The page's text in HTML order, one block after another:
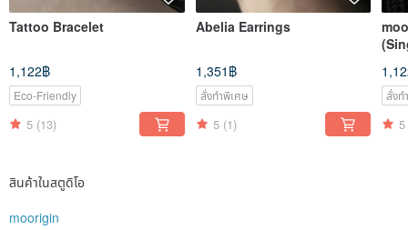
Tattoo Bracelet
1,122฿
Eco-Friendly
5 (13)
Abelia Earrings
1,351฿
สั่งทำพิเศษ
5 (1)
สั่งท
5
สินค้าในสตูดิโอ
moorigin